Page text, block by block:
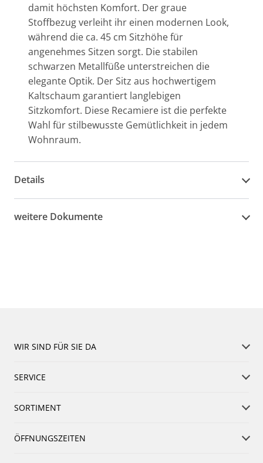
damit höchsten Komfort. Der graue
Stoffbezug verleiht ihr einen modernen Look,
während die ca. 45 cm Sitzhöhe für
angenehmes Sitzen sorgt. Die stabilen
schwarzen Metallfüße unterstreichen die
elegante Optik. Der Sitz aus hochwertigem
Kaltschaum garantiert langlebigen
Sitzkomfort. Diese Recamiere ist die perfekte
Wahl für stilbewusste Gemütlichkeit in jedem
Wohnraum.
Details
weitere Dokumente
WIR SIND FÜR SIE DA
SERVICE
SORTIMENT
ÖFFNUNGSZEITEN